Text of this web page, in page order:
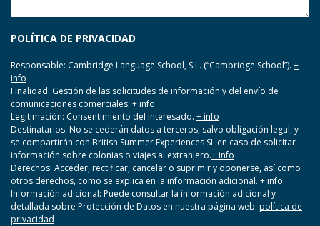
POLÍTICA DE PRIVACIDAD
Responsable: Cambridge Language School, S.L. (“Cambridge School”). +
info
Finalidad: Gestión de las solicitudes de información y del envío de
comunicaciones comerciales. + info
Legitimación: Consentimiento del interesado. + info
Destinatarios: No se cederán datos a terceros, salvo obligación legal, y
se compartirán con British Summer Experiences SL en caso de solicitar
información sobre colonias o viajes al extranjero.+ info
Derechos: Acceder, rectificar, cancelar o suprimir y oponerse, así como
otros derechos, como se explica en la información adicional. + info
Información adicional: Puede consultar la información adicional y
detallada sobre Protección de Datos en nuestra página web: política de
privacidad